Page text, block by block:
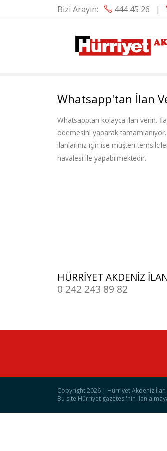
Bizi Arayın: 444 45 26 |
Whatsapp'tan İlan
Whatsapptan kolayca ilan verin.
ödemesini yaparak tamamlanıyor.
ilanlarınız için ise müşteri
havalesi ile yapabilmektedir.
HÜRRİYET AKDENİZ
0 242 243 89 82
Copyright 2026 | Hürriyet Akdeniz İlan
Bu site Hürriyet gazetesi'nin ilan